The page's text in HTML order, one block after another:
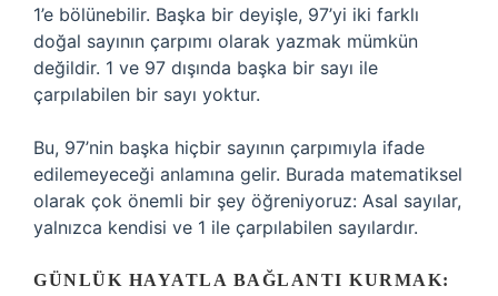
1’e bölünebilir. Başka bir deyişle, 97’yi iki farklı
doğal sayının çarpımı olarak yazmak mümkün
değildir. 1 ve 97 dışında başka bir sayı ile
çarpılabilen bir sayı yoktur.
Bu, 97’nin başka hiçbir sayının çarpımıyla ifade
edilemeyeceği anlamına gelir. Burada matematiksel
olarak çok önemli bir şey öğreniyoruz: Asal sayılar,
yalnızca kendisi ve 1 ile çarpılabilen sayılardır.
GÜNLÜK HAYATLA BAĞLANTI KURMAK: